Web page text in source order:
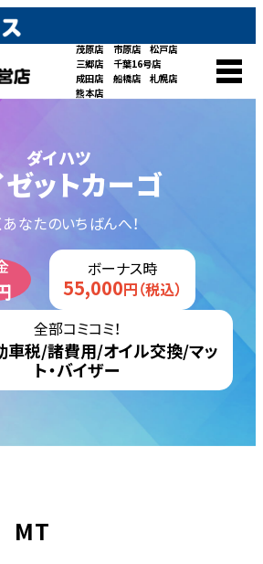
茂原店 市原店
松戸店
三郷店
千葉16号店
成田店
船橋店
札幌店
熊本店
ダイハツ
ットカーゴ
なたのいちばんへ！
ボーナス時
55,000円（税込）
全部コミコミ！
車税/諸費用/オイル交換/マッ
ト・バイザー
MT